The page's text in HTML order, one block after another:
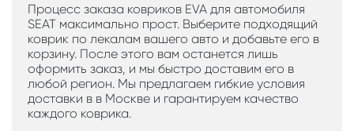
Процесс заказа ковриков EVA для автомобиля
SEAT максимально прост. Выберите подходящий
коврик по лекалам вашего авто и добавьте его в
корзину. После этого вам останется лишь
оформить заказ, и мы быстро доставим его в
любой регион. Мы предлагаем гибкие условия
доставки в в Москве и гарантируем качество
каждого коврика.